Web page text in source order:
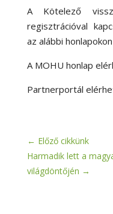
A Kötelező
regisztrációval
az alábbi
A MOHU honlap
Partnerportál
← Előző cikkünk
Harmadik lett a
világdöntőjén →